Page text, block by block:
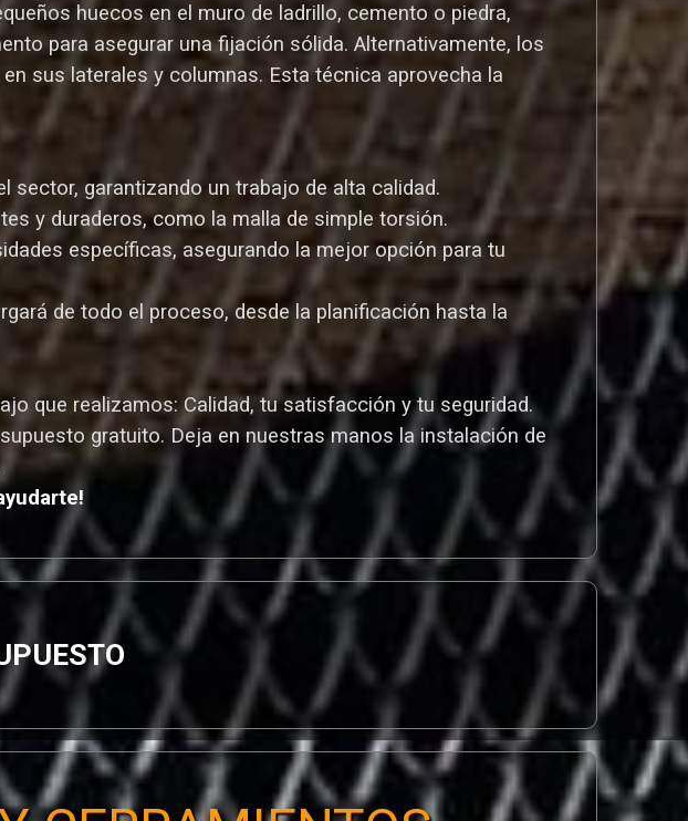
huecos en el muro de ladrillo, cemento o piedra,
para asegurar una fijación sólida. Alternativamente, los
sus laterales y columnas. Esta técnica aprovecha la
sector, garantizando un trabajo de alta calidad.
y duraderos, como la malla de simple torsión.
específicas, asegurando la mejor opción para tu
de todo el proceso, desde la planificación hasta la
que realizamos: Calidad, tu satisfacción y tu seguridad.
gratuito. Deja en nuestras manos la instalación de